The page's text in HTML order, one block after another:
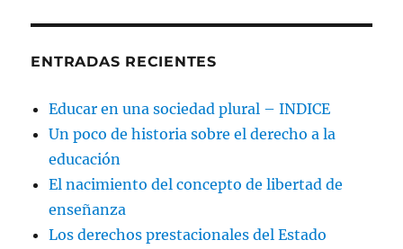
ENTRADAS RECIENTES
Educar en una sociedad plural – INDICE
Un poco de historia sobre el derecho a la
educación
El nacimiento del concepto de libertad de
enseñanza
Los derechos prestacionales del Estado